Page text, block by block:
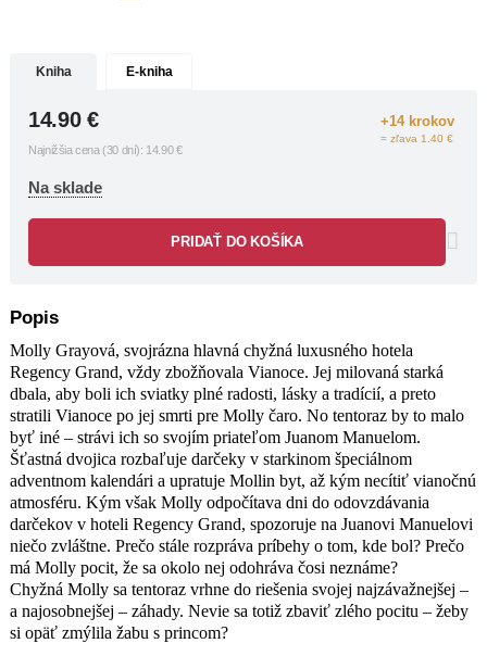
zvláštne. Prečo stále rozpráva príbehy
o tom, kde bol? Prečo má Molly pocit,
najosobnejšej – záhady. Nevie sa totiž
zbaviť zlého pocitu – žeby si opäť
pripomína, že láska je tou najväčšou
záhadou zo všetkých.
„Molly je najzaujímavejšia
a najrozkošnejšia hlavná postava, aká
tu dlho nebola.“
STEPHEN KING
„Vyleštené do dokonalosti!“
SHAN LEPEANOVÁ
autorka bestsellera Všetci klamú
Kniha E-kniha
+14 krokov
= zľava 1.40 €
14.90 €
Najnižšia cena (30 dní): 14.90 €
Na sklade
PRIDAŤ DO KOŠÍKA
Popis
Molly Grayová, svojrázna hlavná chyžná luxusného hotela
Regency Grand, vždy zbožňovala Vianoce. Jej milovaná starká
dbala, aby boli ich sviatky plné radosti, lásky a tradícií, a preto
stratili Vianoce po jej smrti pre Molly čaro. No tentoraz by to malo
byť iné – strávi ich so svojím priateľom Juanom Manuelom.
Šťastná dvojica rozbaľuje darčeky v starkinom špeciálnom
adventnom kalendári a upratuje Mollin byt, až kým necítiť vianočnú
atmosféru. Kým však Molly odpočítava dni do odovzdávania
darčekov v hoteli Regency Grand, spozoruje na Juanovi Manuelovi
niečo zvláštne. Prečo stále rozpráva príbehy o tom, kde bol? Prečo
má Molly pocit, že sa okolo nej odohráva čosi neznáme?
Chyžná Molly sa tentoraz vrhne do riešenia svojej najzávažnejšej –
a najosobnejšej – záhady. Nevie sa totiž zbaviť zlého pocitu – žeby
si opäť zmýlila žabu s princom?